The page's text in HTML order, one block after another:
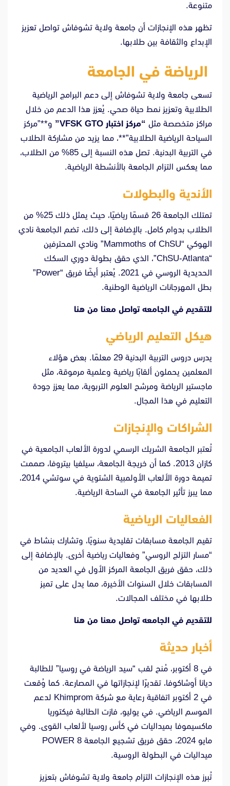
متنوعة.
تظهر هذه الإنجازات أن جامعة ولاية تشوفاش تواصل تعزيز
الإبداع والثقافة بين طلابها.
الرياضة في الجامعة
تسعى جامعة ولاية تشوفاش إلى دعم البرامج الرياضية
الطلابية وتعزيز نمط حياة صحي. يُعزز هذا الدعم من خلال
مراكز متخصصة مثل “مركز اختبار VFSK GTO”
و**”مركز
السياحة الرياضية الطلابية”**، مما يزيد من مشاركة الطلاب
في التربية البدنية. تصل هذه النسبة إلى 85% من الطلاب،
مما يعكس التزام الجامعة بالأنشطة الرياضية.
الأندية والبطولات
تمتلك الجامعة 26 قسمًا رياضيًا، حيث يمثل ذلك 25% من
الطلاب بدوام كامل. بالإضافة إلى ذلك، تضم الجامعة نادي
الهوكي “Mammoths of ChSU” ونادي المحترفين
“ChSU-Atlanta”، الذي حقق بطولة دوري السكك
الحديدية الروسي في 2021. يُعتبر أيضًا فريق “Power”
بطل المهرجانات الرياضية الوطنية.
للتقديم في الجامعه تواصل معنا من هنا
هيكل التعليم الرياضي
يدرس دروس التربية البدنية 29 معلمًا. بعض هؤلاء
المعلمين يحملون ألقابًا رياضية وعلمية مرموقة، مثل
ماجستير الرياضة ومرشح العلوم التربوية، مما يعزز جودة
التعليم في هذا المجال.
الشراكات والإنجازات
تُعتبر الجامعة الشريك الرسمي لدورة الألعاب الجامعية في
كازان 2013. كما أن خريجة الجامعة، سيلفيا بيتروفا، صممت
تميمة دورة الألعاب الأولمبية الشتوية في سوتشي 2014،
مما يبرز تأثير الجامعة في الساحة الرياضية.
الفعاليات الرياضية
تقيم الجامعة مسابقات تقليدية سنويًا، وتشارك بنشاط في
“مسار التزلج الروسي” وفعاليات رياضية أخرى. بالإضافة إلى
ذلك، حقق فريق الجامعة المركز الأول في العديد من
المسابقات خلال السنوات الأخيرة، مما يدل على تميز
طلابها في مختلف المجالات.
للتقديم في الجامعه تواصل معنا من هنا
أخبار حديثة
في 8 أكتوبر، مُنح لقب “سيد الرياضة في روسيا” للطالبة
ديانا أوشاكوفا، تقديرًا لإنجازاتها في المصارعة. كما وُقعت
في 2 أكتوبر اتفاقية رعاية مع شركة Khimprom لدعم
الموسم الرياضي. في يوليو، فازت الطالبة فيكتوريا
ماكسيموفا بميداليات في كأس روسيا لألعاب القوى. وفي
مايو 2024، حقق فريق تشجيع الجامعة POWER 8
ميداليات في البطولة الروسية.
تُبرز هذه الإنجازات التزام جامعة ولاية تشوفاش بتعزيز